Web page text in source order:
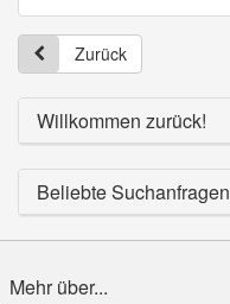
Zurück
Willkommen zurück!
Beliebte Suchanfragen
Mehr über...